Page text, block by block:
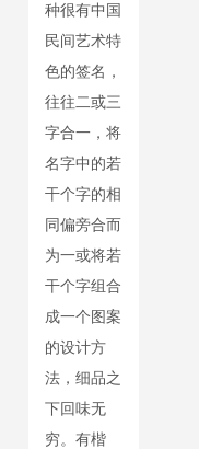
种很有中国
民间艺术特
色的签名，
往往二或三
字合一，将
名字中的若
干个字的相
同偏旁合而
为一或将若
干个字组合
成一个图案
的设计方
法，细品之
下回味无
穷。有楷